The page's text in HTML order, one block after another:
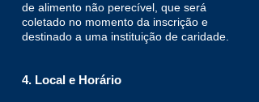
de alimento não perecível, que será
coletado no momento da inscrição e
destinado a uma instituição de caridade.
4. Local e Horário